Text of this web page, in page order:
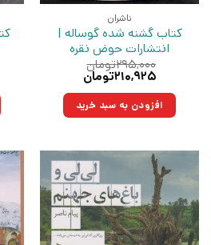
ناشران
کتاب گشنه شده گوساله |
انتشارات حوض نقره
۲۹۵,۰۰۰تومان
قیمت
۲۹۵,۰۰۰تومان
بود.
۲۱۰,۹۲۵تومان
۲۱۰,۹۲۵تومان.افزودن به سبد خرید